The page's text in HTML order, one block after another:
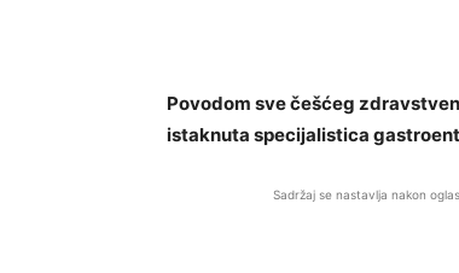
Povodom sve češćeg
istaknuta specijalistica
Sadržaj se nastavlja nakon